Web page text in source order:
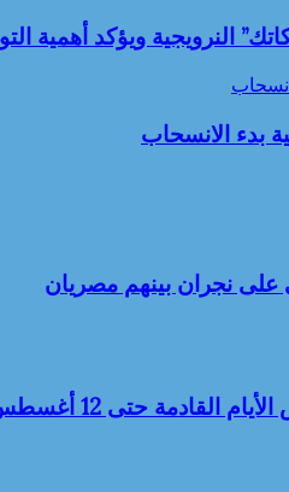
النرويجية ويؤكد
بدء الانسحاب
حتى 12 أغسطس